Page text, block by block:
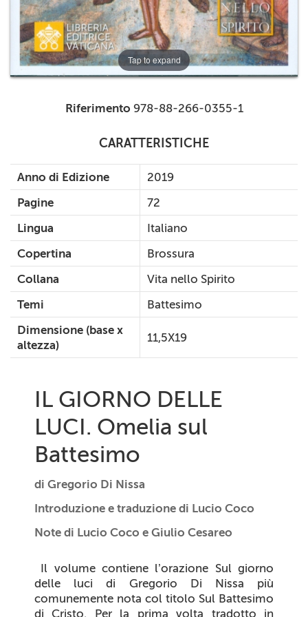
Tap to expand
Riferimento 978-88-266-0355-1
CARATTERISTICHE
Anno di Edizione
2019
Pagine
72
Lingua
Italiano
Copertina
Brossura
Collana
Vita nello Spirito
Temi
Battesimo
Dimensione (base x
altezza)
11,5X19
IL GIORNO DELLE
LUCI. Omelia sul
Battesimo
di Gregorio Di Nissa
Introduzione e traduzione di Lucio Coco
Note di Lucio Coco e Giulio Cesareo
Il volume contiene l’orazione Sul giorno
delle luci di Gregorio Di Nissa più
comunemente nota col titolo Sul Battesimo
di Cristo. Per la prima volta tradotto in